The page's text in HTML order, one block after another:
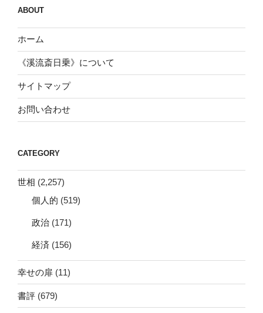
ABOUT
ホーム
《溪流斎日乗》について
サイトマップ
お問い合わせ
CATEGORY
世相 (2,257)
個人的 (519)
政治 (171)
経済 (156)
幸せの扉 (11)
書評 (679)